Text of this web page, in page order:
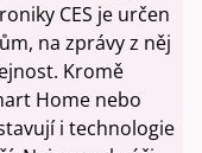
CES je určen
na zprávy z něj
Kromě
Home nebo
i technologie